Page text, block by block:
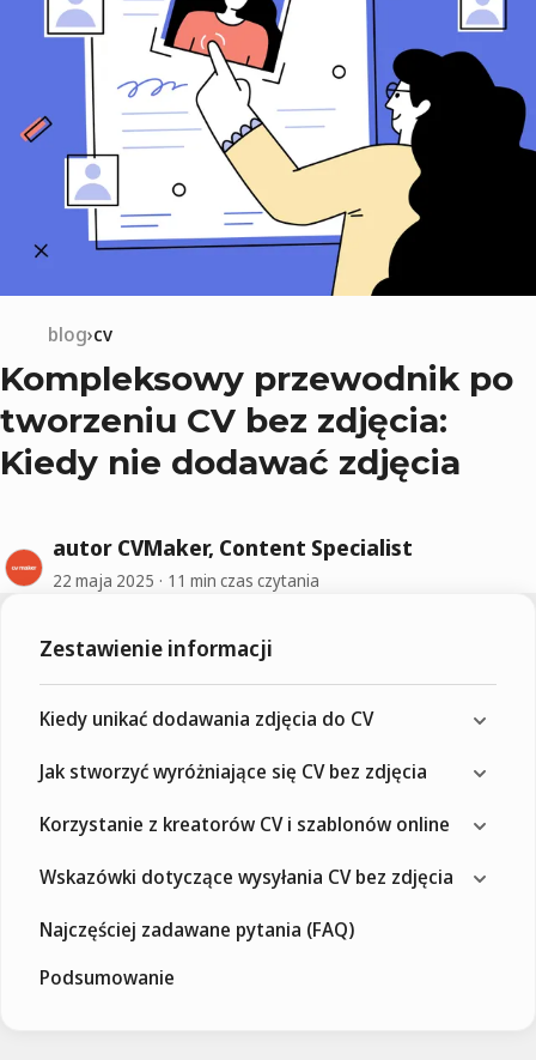
blog cv
Kompleksowy przewodnik po
tworzeniu CV bez zdjęcia:
Kiedy nie dodawać zdjęcia
autor CVMaker, Content Specialist
22 maja 2025 11 min czas czytania
Zestawienie informacji
Kiedy unikać dodawania zdjęcia do CV
Jak stworzyć wyróżniające się CV bez zdjęcia
Korzystanie z kreatorów CV i szablonów online
Wskazówki dotyczące wysyłania CV bez zdjęcia
Najczęściej zadawane pytania (FAQ)
Podsumowanie